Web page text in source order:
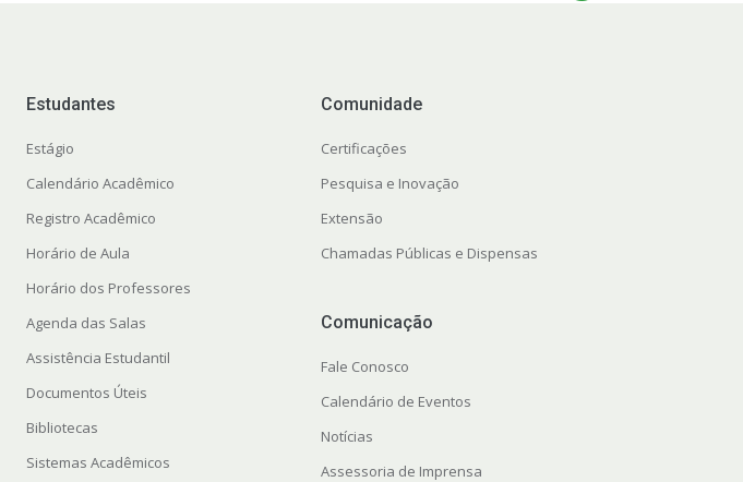
Estudantes
Estágio
Calendário Acadêmico
Registro Acadêmico
Horário de Aula
Horário dos Professores
Agenda das Salas
Assistência Estudantil
Documentos Úteis
Bibliotecas
Sistemas Acadêmicos
Comunidade
Certificações
Pesquisa e Inovação
Extensão
Chamadas Públicas e Dispensas
Comunicação
Fale Conosco
Calendário de Eventos
Notícias
Assessoria de Imprensa